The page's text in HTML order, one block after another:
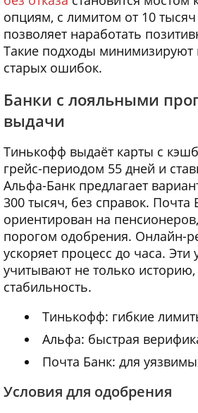
опциям, с лимитом от 10
позволяет наработать
Такие подходы минимизируют
старых ошибок.
Банки с лояльными
выдачи
Тинькофф выдаёт карты с
грейс-периодом 55 дней и
Альфа-Банк предлагает
300 тысяч, без справок. Почта
ориентирован на
порогом одобрения. Онлайн-
ускоряет процесс до часа. Эти
учитывают не только
стабильность.
Тинькофф: гибкие
Альфа: быстрая
Почта Банк: для
Условия для одобрения